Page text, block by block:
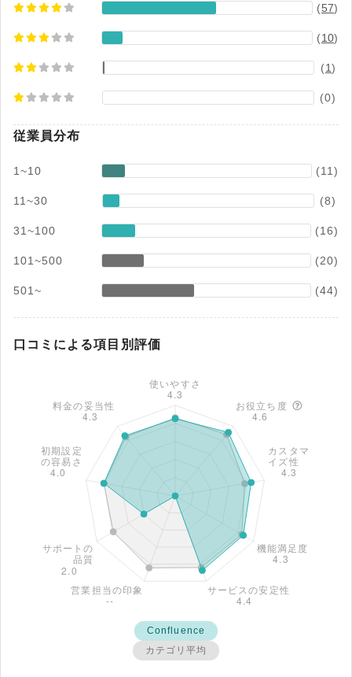
(57)
(10)
(1)
(0)
従業員分布
1~10 (11)
11~30 (8)
31~100 (16)
101~500 (20)
501~ (44)
口コミによる項目別評価
Confluence
カテゴリ平均